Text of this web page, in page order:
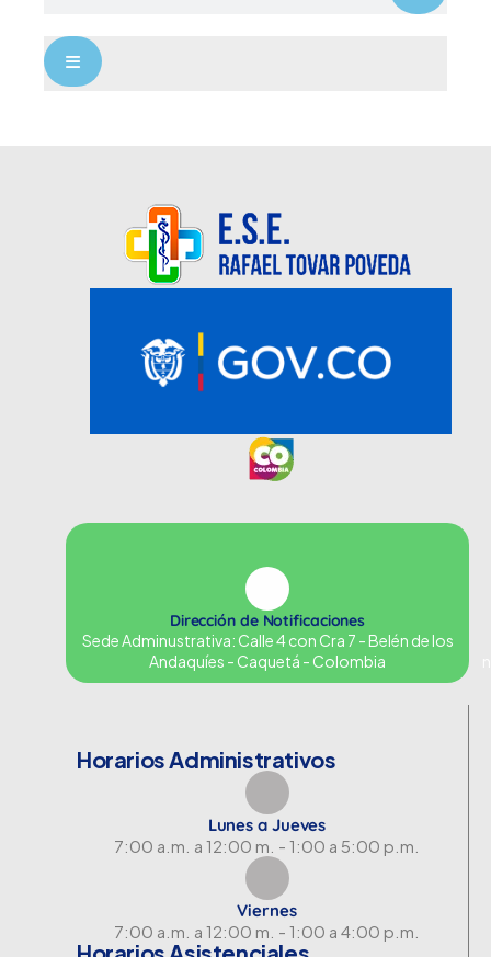
Menú conmutador hamburguesa
Dirección de Notificaciones
Sede Adminustrativa: Calle 4 con Cra 7 - Belén de los
Andaquíes - Caquetá - Colombia
Horarios Administrativos
Lunes a Jueves
7:00 a.m. a 12:00 m. - 1:00 a 5:00 p.m.
Viernes
7:00 a.m. a 12:00 m. - 1:00 a 4:00 p.m.